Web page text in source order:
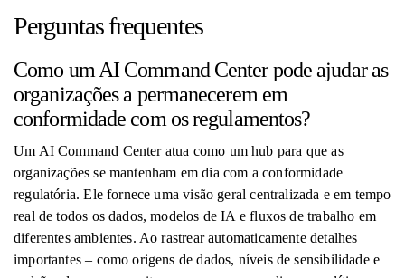
Perguntas frequentes
Como um AI Command Center pode ajudar as
organizações a permanecerem em
conformidade com os regulamentos?
Um AI Command Center atua como um hub para que as
organizações se mantenham em dia com a conformidade
regulatória. Ele fornece uma visão geral centralizada e em tempo
real de todos os dados, modelos de IA e fluxos de trabalho em
diferentes ambientes. Ao rastrear automaticamente detalhes
importantes – como origens de dados, níveis de sensibilidade e